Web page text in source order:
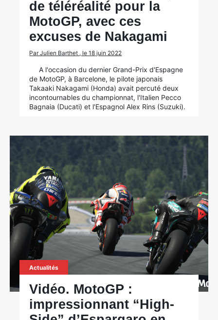
de téléréalité pour la
MotoGP, avec ces
excuses de Nakagami
Par Julien Barthet , le 18 juin 2022
A l'occasion du dernier Grand-Prix d'Espagne
de MotoGP, à Barcelone, le pilote japonais
Takaaki Nakagami (Honda) avait percuté deux
incontournables du championnat, l'Italien Pecco
Bagnaia (Ducati) et l'Espagnol Alex Rins (Suzuki).
Actualités
Vidéo. MotoGP :
impressionnant “High-